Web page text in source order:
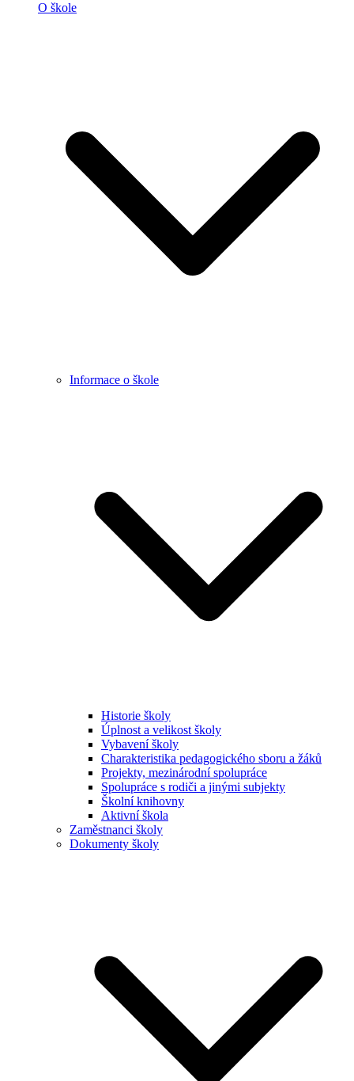
O škole
Informace o škole
Historie školy
Úplnost a velikost školy
Vybavení školy
Charakteristika pedagogického sboru a žáků
Projekty, mezinárodní spolupráce
Spolupráce s rodiči a jinými subjekty
Školní knihovny
Aktivní škola
Zaměstnanci školy
Dokumenty školy